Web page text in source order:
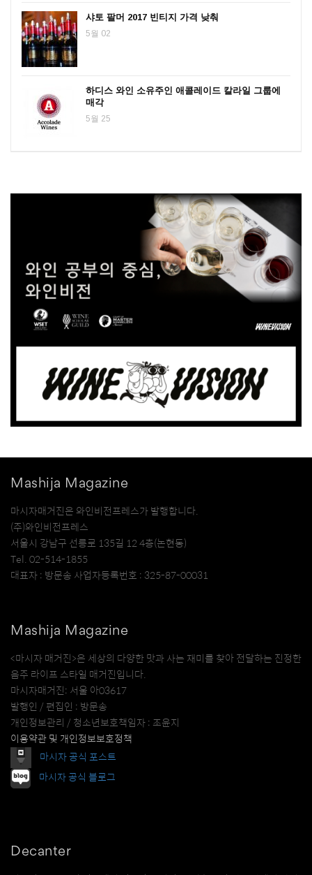
샤토 팔머 2017 빈티지 가격 낮춰
5월 02
하디스 와인 소유주인 애콜레이드 칼라일 그룹에
매각
5월 25
Mashija Magazine
마시자매거진은 와인비전프레스가 발행합니다.
(주)와인비전프레스
서울시 강남구 선릉로 135길 12 4층(논현동)
Tel. 02-514-1855
대표자 : 방문송 사업자등록번호 : 325-87-00031
Mashija Magazine
<마시자 매거진>은 세상의 다양한 맛과 사는 재미를 찾아 전달하는 진정한
음주 라이프 스타일 매거진입니다.
마시자매거진: 서울 아03617
발행인 / 편집인 : 방문송
개인정보관리 / 청소년보호책임자 : 조윤지
이용약관 및 개인정보보호정책
마시자 공식 포스트
마시자 공식 블로그
Decanter